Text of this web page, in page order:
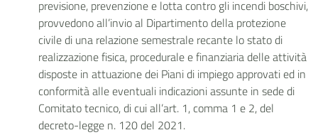
previsione, prevenzione e lotta contro gli incendi boschivi,
provvedono all’invio al Dipartimento della protezione
civile di una relazione semestrale recante lo stato di
realizzazione fisica, procedurale e finanziaria delle attività
disposte in attuazione dei Piani di impiego approvati ed in
conformità alle eventuali indicazioni assunte in sede di
Comitato tecnico, di cui all’art. 1, comma 1 e 2, del
decreto-legge n. 120 del 2021.